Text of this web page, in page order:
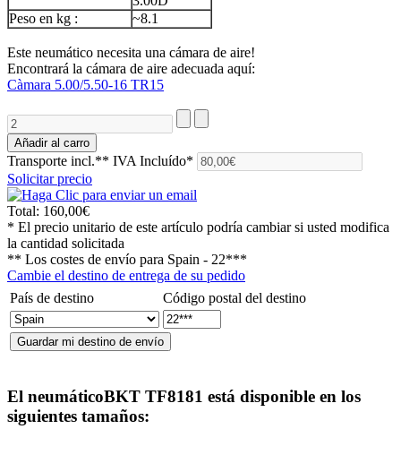
Peso en kg :
~8.1
Este neumático necesita una cámara de aire!
Encontrará la cámara de aire adecuada aquí:
Càmara 5.00/5.50-16 TR15
Transporte incl.** IVA Incluído*
Solicitar precio
Total: 160,00€
* El precio unitario de este artículo podría cambiar si usted modifica
la cantidad solicitada
** Los costes de envío para Spain - 22***
Cambie el destino de entrega de su pedido
País de destino
Código postal del destino
El neumáticoBKT TF8181 está disponible en los
siguientes tamaños: